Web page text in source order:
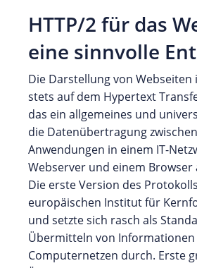
HTTP/2 für das
eine sinnvolle
Die Darstellung von
stets auf dem Hypertext
das ein allgemeines und
die Datenübertragung
Anwendungen in einem IT-
Webserver und einem Browser
Die erste Version des
europäischen Institut für
und setzte sich rasch als
Übermitteln von Informationen
Computernetzen durch. Erste